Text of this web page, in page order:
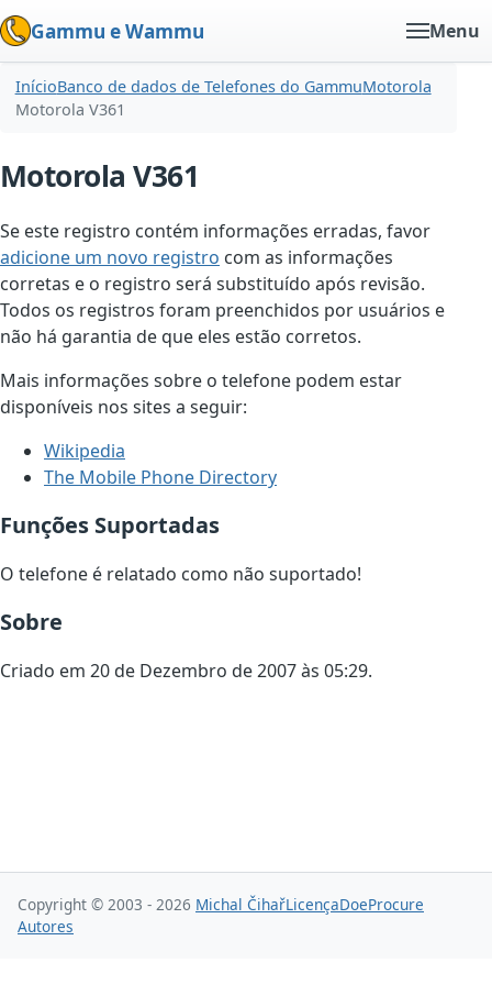
Gammu e Wammu Menu
InícioBanco de dados de Telefones do GammuMotorola
Motorola V361
Motorola V361
Se este registro contém informações erradas, favor
adicione um novo registro com as informações
corretas e o registro será substituído após revisão.
Todos os registros foram preenchidos por usuários e
não há garantia de que eles estão corretos.
Mais informações sobre o telefone podem estar
disponíveis nos sites a seguir:
Wikipedia
The Mobile Phone Directory
Funções Suportadas
O telefone é relatado como não suportado!
Sobre
Criado em 20 de Dezembro de 2007 às 05:29.
Copyright © 2003 - 2026 Michal ČihařLicençaDoeProcure
Autores